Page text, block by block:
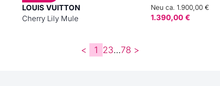
LOUIS VUITTON
Cherry Lily Mule
Neu ca. 1.900,00 €
1.390,00 €
< 1 23...78 >